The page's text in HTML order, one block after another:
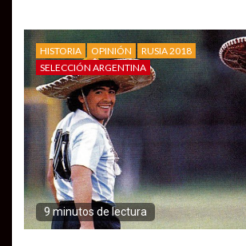
HISTORIA OPINIÓN
RUSIA 2018
SELECCIÓN ARGENTINA
9 minutos de lectura